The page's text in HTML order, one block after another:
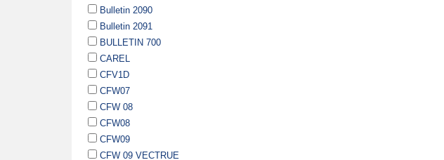
Bulletin 2090
Bulletin 2091
BULLETIN 700
CAREL
CFV1D
CFW07
CFW 08
CFW08
CFW09
CFW 09 VECTRUE